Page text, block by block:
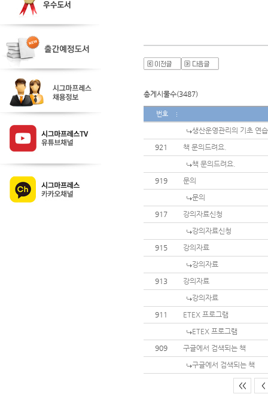
총게시물수(3487)
번호
생산운영관리의 기초 연
921
책 문의드려요.
책 문의드려요.
919
문의
문의
917
강의자료신청
강의자료신청
915
강의자료
강의자료
913
강의자료
강의자료
911
ETEX 프로그램
ETEX 프로그램
909
구글에서 검색되는 책
구글에서 검색되는 책
<< <